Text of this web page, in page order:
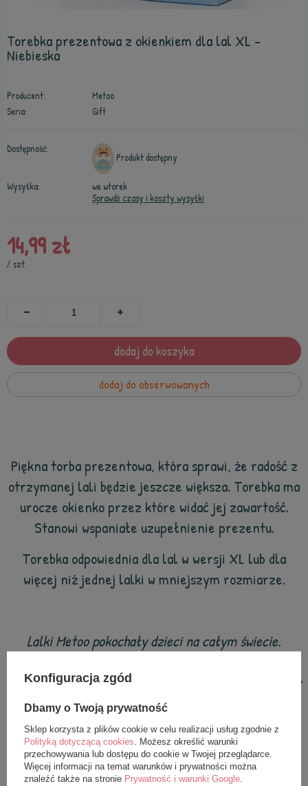
Torebka prezentowa z okienkiem dla lal XL -
Niebieska
Producent:
Metoo
Seria:
Gift
Dostępność:
Produkt dostępny
Wysyłka:
we wtorek
Sprawdź czasy i koszty wysyłki
14,99 zł
/ szt.
dodaj do koszyka
dodaj do obserwowanych
Piękna torba prezentowa, która sprawi, że radość z
otrzymanej lali będzie jeszcze większa. Torebka ma
urocze okienko przez które widać jej zawartość.
Stanowi wspaniałe uzupełnienie prezentu.
Torebka odpowiednia dla lal w wersji XL lub dla
więcej niż jednej lalki w mniejszym rozmiarze.
Lalki Metoo pokochały dzieci na całym świecie.
oryginalne i projektowane przez nas w Szczecinie. Aby
mieć pewność, że są w 100% bezpieczne poddaliśmy je
szczegółowym testom i uzyskaliśmy odpowiednie
certyfikaty (CE, EN-71).
Torebka nie jest zabawką, należy używać jej pod
Konfiguracja zgód
Dbamy o Twoją prywatność
Sklep korzysta z plików cookie w celu realizacji usług zgodnie z
Polityką dotyczącą cookies. Możesz określić warunki
przechowywania lub dostępu do cookie w Twojej przeglądarce.
Więcej informacji na temat warunków i prywatności można
znaleźć także na stronie Prywatność i warunki Google.